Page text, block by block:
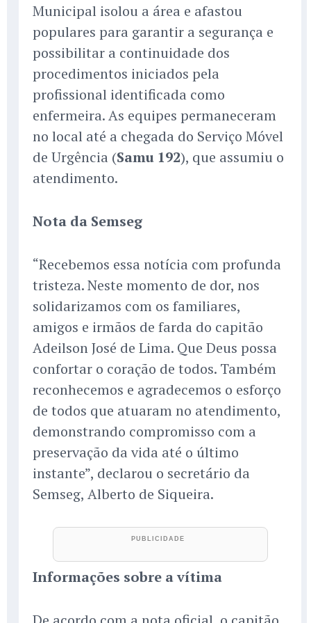
Municipal isolou a área e afastou
populares para garantir a segurança e
possibilitar a continuidade dos
procedimentos iniciados pela
profissional identificada como
enfermeira. As equipes permaneceram
no local até a chegada do Serviço Móvel
de Urgência (Samu 192), que assumiu o
atendimento.
Nota da Semseg
“Recebemos essa notícia com profunda
tristeza. Neste momento de dor, nos
solidarizamos com os familiares,
amigos e irmãos de farda do capitão
Adeilson José de Lima. Que Deus possa
confortar o coração de todos. Também
reconhecemos e agradecemos o esforço
de todos que atuaram no atendimento,
demonstrando compromisso com a
preservação da vida até o último
instante”, declarou o secretário da
Semseg, Alberto de Siqueira.
Informações sobre a vítima